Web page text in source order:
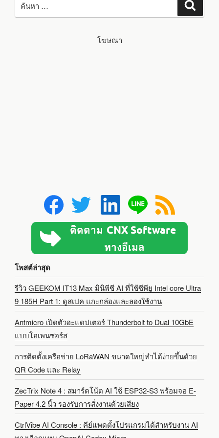
โฆษณา
โพสต์ล่าสุด
รีวิว GEEKOM IT13 Max มินิพีซี AI ที่ใช้ซีพียู Intel core Ultra
9 185H Part 1: ดูสเปค แกะกล่องและลองใช้งาน
Antmicro เปิดตัวอะแดปเตอร์ Thunderbolt to Dual 10GbE
แบบโอเพนซอร์ส
การติดตั้งเครือข่าย LoRaWAN ขนาดใหญ่ทำได้ง่ายขึ้นด้วย
QR Code และ Relay
ZecTrix Note 4 : สมาร์ตโน้ต AI ใช้ ESP32-S3 พร้อมจอ E-
Paper 4.2 นิ้ว รองรับการสั่งงานด้วยเสียง
CtrlVibe AI Console : คีย์แพดตั้งโปรแกรมได้สำหรับงาน AI